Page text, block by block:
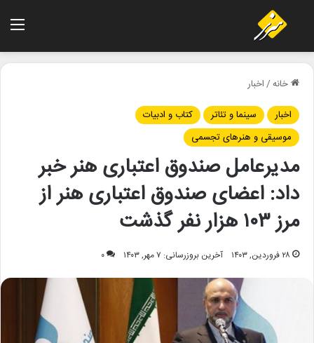
خانه/اخبار
اخبار
سینما و تئاتر
کتاب و ادبیات
موسیقی و هنرهای تجسمی
مدیرعامل صندوق اعتباری هنر خبر
داد: اعضای صندوق اعتباری هنر از
مرز ۱۰۳ هزار نفر گذشت
۲۸ فروردین, ۱۴۰۳ آخرین بروزرسانی: ۷ مهر, ۱۴۰۳ ۰